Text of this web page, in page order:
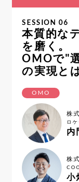
SESSION 06
本質的な
を磨く。
OMOで"
の実現と
OMO
株
ロ
内
株
小